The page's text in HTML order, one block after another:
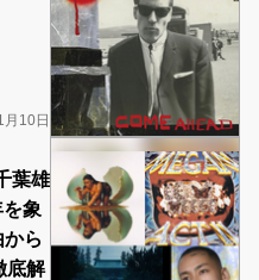
10日
葉雄
象
ら
底解